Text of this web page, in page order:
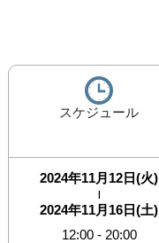
スケジュール
2024年11月12日(火)
|
2024年11月16日(土)
12:00- 20:00